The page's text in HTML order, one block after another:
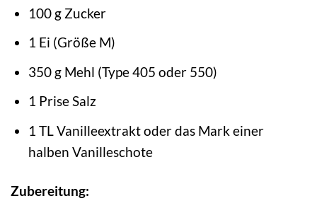
100 g Zucker
1 Ei (Größe M)
350 g Mehl (Type 405 oder 550)
1 Prise Salz
1 TL Vanilleextrakt oder das Mark einer
halben Vanilleschote
Zubereitung: